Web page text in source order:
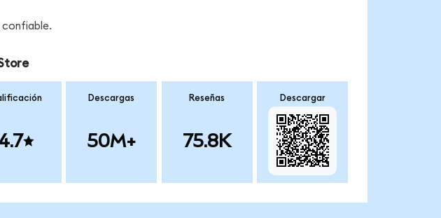
confiable.
Descargas
50M+
Reseñas
75.8K
Descargar